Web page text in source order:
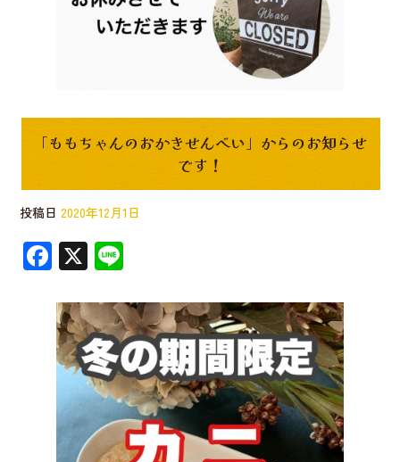
「ももちゃんのおかきせんべい」からのお知らせ
です！
投稿日 2020年12月1日
F
e
b
o
o
k
X
e